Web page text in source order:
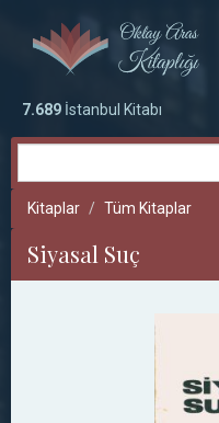
7.689 İstanbul Kitabı
Kitaplar Tüm Kitaplar
Siyasal Suç